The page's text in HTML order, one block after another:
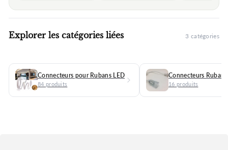
Explorer les catégories liées 3 catégories
Connecteurs pour Rubans LED
84 produits
Connecteurs Ruban
16 produits